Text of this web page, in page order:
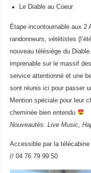
Le Diable au Coeur
Étape incontournable aux 2
randonneurs, vététistes
nouveau télésiège du
imprenable sur le massif
service attentionné et une
sont réunis ici pour passer
Mention spéciale pour leur
cheminée bien entendu
Nouveautés: Live Music,
Accessible par la
// 04 76 79 99 50